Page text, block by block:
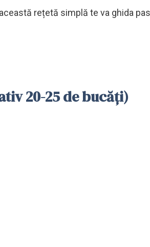
rețetă simplă te va ghida
20-25 de bucăți)